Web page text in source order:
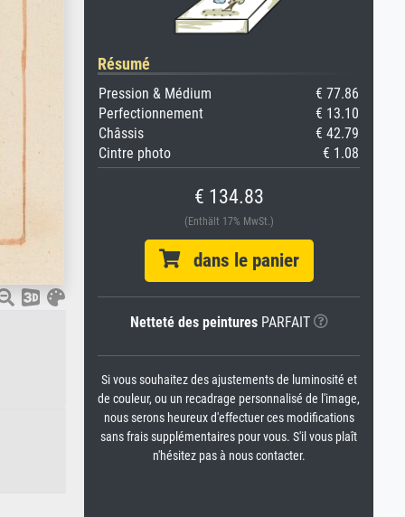
Résumé
Pression & Médium
€ 77.86
Perfectionnement
€ 13.10
Châssis
€ 42.79
Cintre photo
€ 1.08
€ 134.83
(Enthält 17% MwSt.)
dans le panier
Netteté des peinturesPARFAIT
Si vous souhaitez des ajustements de luminosité et
de couleur, ou un recadrage personnalisé de l'image,
nous serons heureux d'effectuer ces modifications
sans frais supplémentaires pour vous. S'il vous plaît
n'hésitez pas à nous contacter.